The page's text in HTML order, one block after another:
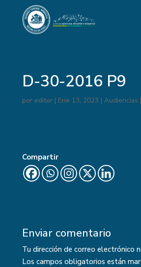
D-30-2016 P9
por editor| Ene 13, 2023 | Audiencias |
Compartir
Enviar comentario
Tu dirección de correo electrónico
Los campos obligatorios están